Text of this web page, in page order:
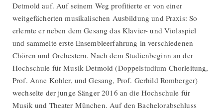
Detmold auf. Auf seinem Weg profitierte er von einer
weitgefächerten musikalischen Ausbildung und Praxis: So
erlernte er neben dem Gesang das Klavier- und Violaspiel
und sammelte erste Ensembleerfahrung in verschiedenen
Chören und Orchestern. Nach dem Studienbeginn an der
Hochschule für Musik Detmold (Doppelstudium Chorleitung,
Prof. Anne Kohler, und Gesang, Prof. Gerhild Romberger)
wechselte der junge Sänger 2016 an die Hochschule für
Musik und Theater München. Auf den Bachelorabschluss